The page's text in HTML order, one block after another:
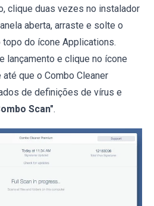
clique duas vezes no instalador
aberta, arraste e solte o
topo do ícone Applications.
lançamento e clique no ícone
até que o Combo Cleaner
de definições de vírus e
Scan".